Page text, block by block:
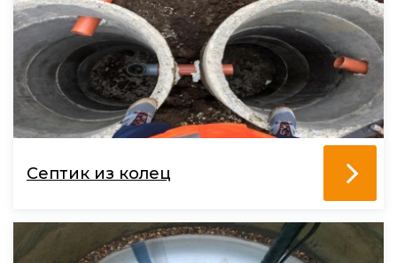
Септик из колец